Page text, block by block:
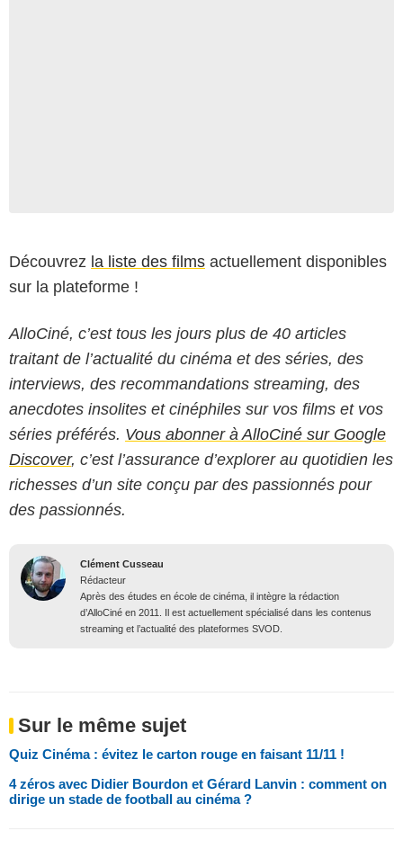
Découvrez la liste des films actuellement disponibles
sur la plateforme !
AlloCiné, c’est tous les jours plus de 40 articles
traitant de l’actualité du cinéma et des séries, des
interviews, des recommandations streaming, des
anecdotes insolites et cinéphiles sur vos films et vos
séries préférés. Vous abonner à AlloCiné sur Google
Discover, c’est l’assurance d’explorer au quotidien les
richesses d’un site conçu par des passionnés pour
des passionnés.
Clément Cusseau
Rédacteur
Après des études en école de cinéma, il intègre la rédaction
d’AlloCiné en 2011. Il est actuellement spécialisé dans les contenus
streaming et l’actualité des plateformes SVOD.
Sur le même sujet
Quiz Cinéma : évitez le carton rouge en faisant 11/11 !
4 zéros avec Didier Bourdon et Gérard Lanvin : comment on
dirige un stade de football au cinéma ?